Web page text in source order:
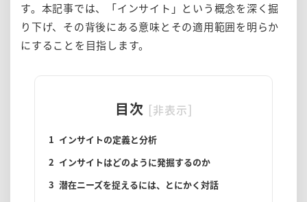
す。本記事では、「インサイト」という概念を深く掘
り下げ、その背後にある意味とその適用範囲を明らか
にすることを目指します。
目次 [非表示]
1 インサイトの定義と分析
2 インサイトはどのように発掘するのか
3 潜在ニーズを捉えるには、とにかく対話